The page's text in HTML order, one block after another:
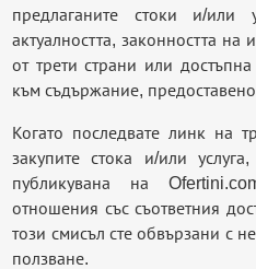
предлаганите стоки и/или
актуалността, законността
от трети страни или
към съдържание,
Когато последвате линк на
закупите стока и/или
публикувана на
отношения със съответния
този смисъл сте обвързани с
ползване.